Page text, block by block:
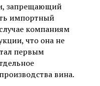
запрещающий
импортный
компаниям
что она не
первым
вина.